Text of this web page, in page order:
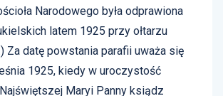
Narodowego była odprawiona
latem 1925 przy ołtarzu
Za datę powstania parafii uważa się
1925, kiedy w uroczystość
Maryi Panny ksiądz